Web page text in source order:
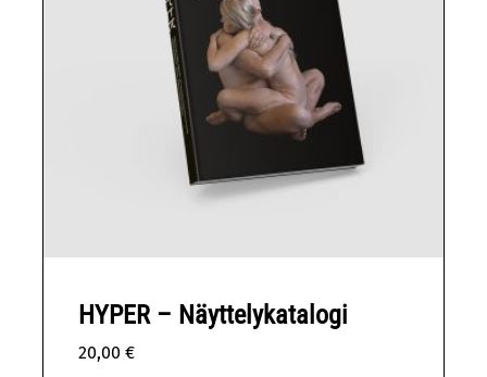
HYPER – Näyttelykatalogi
20,00 €